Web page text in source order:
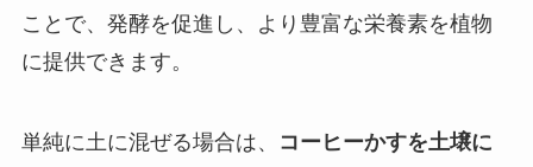
ことで、発酵を促進し、より豊富な栄養素を植物
に提供できます。
単純に土に混ぜる場合は、
コーヒーかすを土壌に